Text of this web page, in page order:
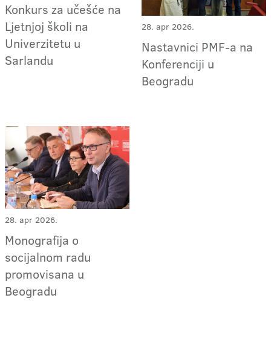
Konkurs za učešće na
Ljetnjoj školi na
Univerzitetu u
Sarlandu
28. apr 2026.
Nastavnici PMF-a na
Konferenciji u
Beogradu
28. apr 2026.
Monografija o
socijalnom radu
promovisana u
Beogradu